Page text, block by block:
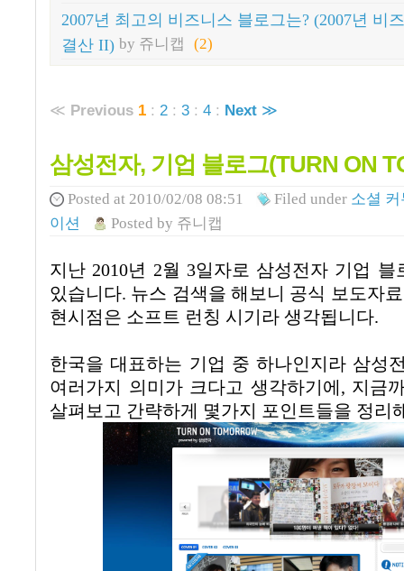
2007년 최고의 비즈니스 블로그는? (2007년 비
결산 II) by 쥬니캡 (2)
≪ Previous 1 : 2 : 3 : 4 : Next ≫
삼성전자, 기업 블로그(TURN ON
Posted at 2010/02/08 08:51 Filed under 소셜
이션
Posted by 쥬니캡
지난 2010년 2월 3일자로 삼성전자 기업 블
있습니다. 뉴스 검색을 해보니 공식 보도자
현시점은 소프트 런칭 시기라 생각됩니다.
한국을 대표하는 기업 중 하나인지라 삼성
여러가지 의미가 크다고 생각하기에, 지금
살펴보고 간략하게 몇가지 포인트들을 정리